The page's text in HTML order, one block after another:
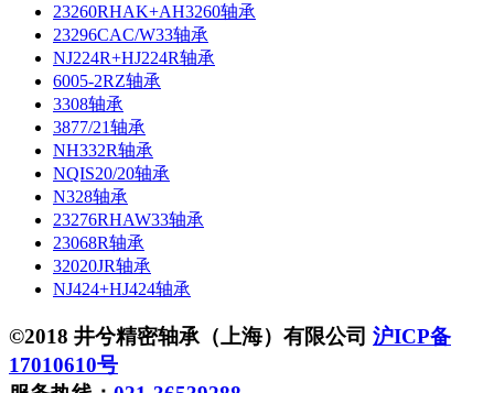
23260RHAK+AH3260轴承
23296CAC/W33轴承
NJ224R+HJ224R轴承
6005-2RZ轴承
3308轴承
3877/21轴承
NH332R轴承
NQIS20/20轴承
N328轴承
23276RHAW33轴承
23068R轴承
32020JR轴承
NJ424+HJ424轴承
©2018 井兮精密轴承（上海）有限公司 沪ICP备
17010610号